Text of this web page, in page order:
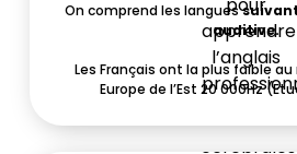
On comprend les langues
auditive.
Les Français ont la plus faible au
Europe de l’Est 20 000Hz